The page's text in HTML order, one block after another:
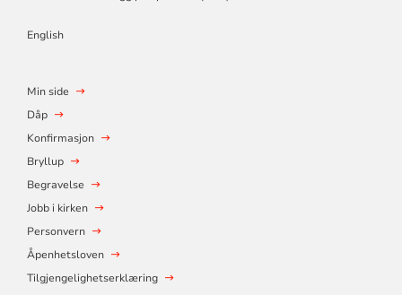
English
Min side
Dåp
Konfirmasjon
Bryllup
Begravelse
Jobb i kirken
Personvern
Åpenhetsloven
Tilgjengelighetserklæring